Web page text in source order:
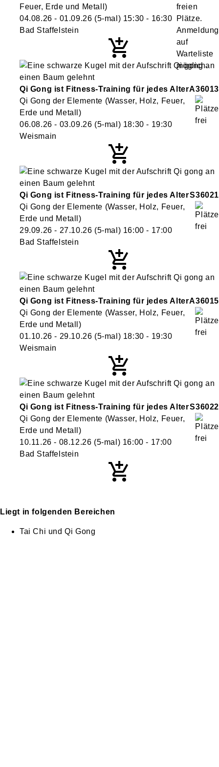
Feuer, Erde und Metall)
04.08.26 - 01.09.26 (5-mal) 15:30 - 16:30
Bad Staffelstein
Qi Gong ist Fitness-Training für jedes AlterA36013
Qi Gong der Elemente (Wasser, Holz, Feuer,
Erde und Metall)
06.08.26 - 03.09.26 (5-mal) 18:30 - 19:30
Weismain
Qi Gong ist Fitness-Training für jedes AlterS36021
Qi Gong der Elemente (Wasser, Holz, Feuer,
Erde und Metall)
29.09.26 - 27.10.26 (5-mal) 16:00 - 17:00
Bad Staffelstein
Qi Gong ist Fitness-Training für jedes AlterA36015
Qi Gong der Elemente (Wasser, Holz, Feuer,
Erde und Metall)
01.10.26 - 29.10.26 (5-mal) 18:30 - 19:30
Weismain
Qi Gong ist Fitness-Training für jedes AlterS36022
Qi Gong der Elemente (Wasser, Holz, Feuer,
Erde und Metall)
10.11.26 - 08.12.26 (5-mal) 16:00 - 17:00
Bad Staffelstein
Liegt in folgenden Bereichen
Tai Chi und Qi Gong